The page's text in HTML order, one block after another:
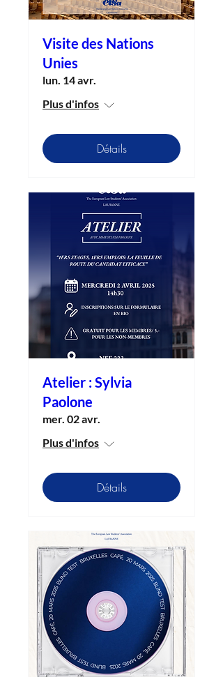
Visite des Nations
Unies
lun. 14 avr.
Plus d'infos
Détails
Atelier : Sylvia
Paolone
mer. 02 avr.
Plus d'infos
Détails